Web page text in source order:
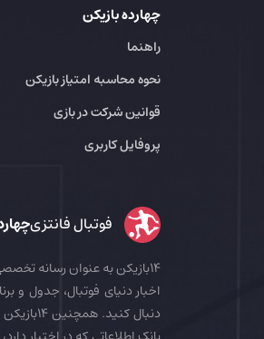
چهارده بازیکن
راهنما
نحوه محاسبه امتیاز بازیکن
قوانین شرکت در بازی
پروفایل کاربری
فوتبال فانتزی
اخبار دنیای فوتبال، جدول و